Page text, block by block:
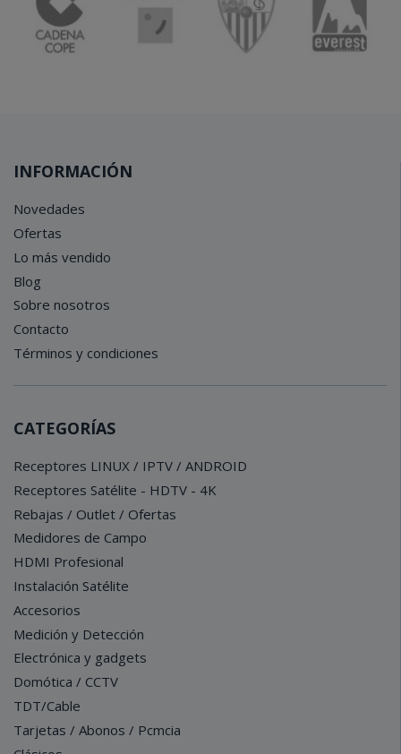
INFORMACIÓN
Novedades
Ofertas
Lo más vendido
Blog
Sobre nosotros
Contacto
Términos y condiciones
CATEGORÍAS
Receptores LINUX / IPTV / ANDROID
Receptores Satélite - HDTV - 4K
Rebajas / Outlet / Ofertas
Medidores de Campo
HDMI Profesional
Instalación Satélite
Accesorios
Medición y Detección
Electrónica y gadgets
Domótica / CCTV
TDT/Cable
Tarjetas / Abonos / Pcmcia